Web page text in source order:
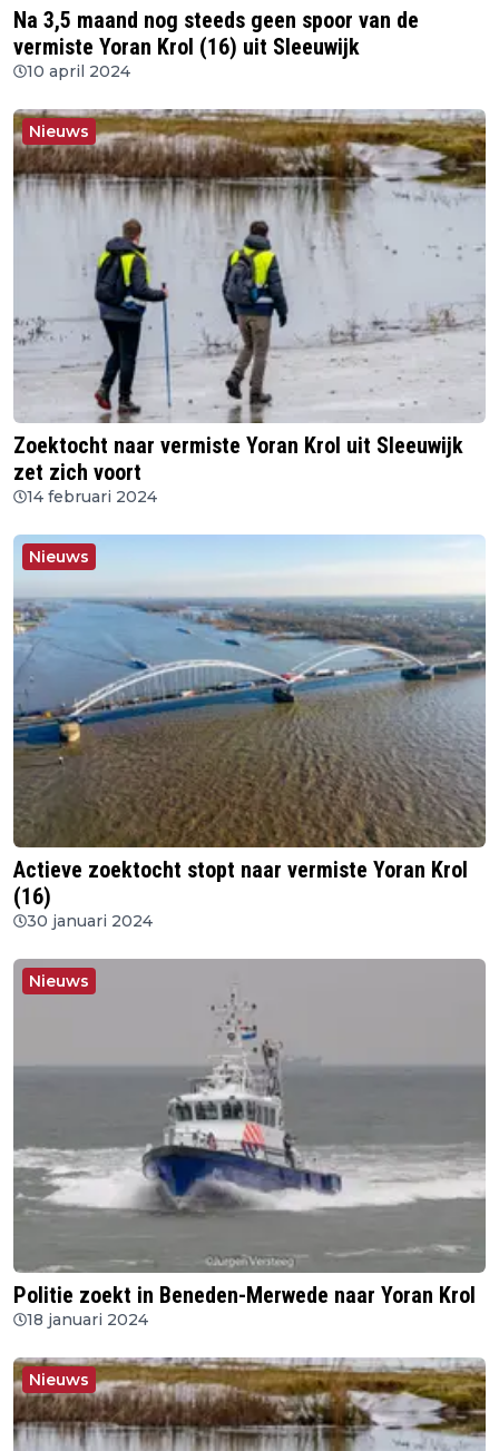
Na 3,5 maand nog steeds geen spoor van de
vermiste Yoran Krol (16) uit Sleeuwijk
10 april 2024
Nieuws
Zoektocht naar vermiste Yoran Krol uit Sleeuwijk
zet zich voort
14 februari 2024
Nieuws
Actieve zoektocht stopt naar vermiste Yoran Krol
(16)
30 januari 2024
Nieuws
Politie zoekt in Beneden-Merwede naar Yoran Krol
18 januari 2024
Nieuws